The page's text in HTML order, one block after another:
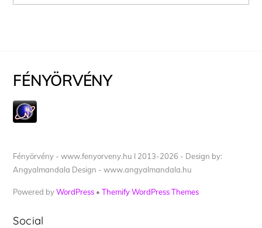
FÉNYÖRVÉNY
Fényörvény - www.fenyorveny.hu I 2013-2026 - Design by:
Angyalmandala Design - www.angyalmandala.hu
Powered byWordPress •Themify WordPress Themes
Social